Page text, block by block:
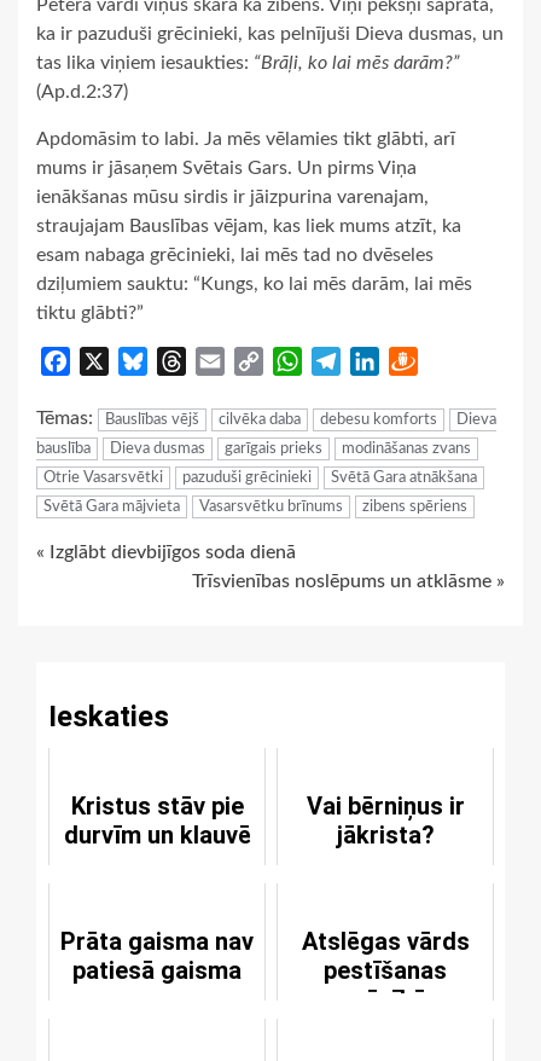
Pētera vārdi viņus skāra kā zibens. Viņi pēkšņi saprata,
ka ir pazuduši grēcinieki, kas pelnījuši Dieva dusmas, un
tas lika viņiem iesaukties: “Brāļi, ko lai mēs darām?”
(Ap.d.2:37)
Apdomāsim to labi. Ja mēs vēlamies tikt glābti, arī
mums ir jāsaņem Svētais Gars. Un pirms Viņa
ienākšanas mūsu sirdis ir jāizpurina varenajam,
straujajam Bauslības vējam, kas liek mums atzīt, ka
esam nabaga grēcinieki, lai mēs tad no dvēseles
dziļumiem sauktu: “Kungs, ko lai mēs darām, lai mēs
tiktu glābti?”
Facebook BlueskyThreads
Email
Copy
WhatsApp
TelegramLinkedIn
Tēmas: Bauslības vējš cilvēka daba debesu komforts
Dieva
bauslība
Dieva dusmas garīgais prieks
modināšanas zvans
Otrie Vasarsvētki
pazuduši grēcinieki
Svētā Gara atnākšana
Svētā Gara mājvieta
Vasarsvētku brīnums zibens spēriens
Continue
« Izglābt dievbijīgos soda dienā
Trīsvienības noslēpums un atklāsme »
Ieskaties
Kristus stāv pie
durvīm un klauvē
Vai bērniņus ir
jākrista?
Prāta gaisma nav
patiesā gaisma
Atslēgas vārds
pestīšanas
mācībā